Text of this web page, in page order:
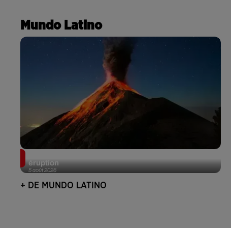
Mundo Latino
5 août 2026
éruption
+ DE MUNDO LATINO